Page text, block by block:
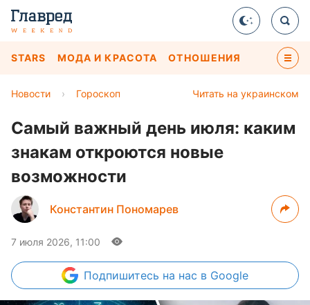
STARS МОДА И КРАСОТА ОТНОШЕНИЯ
Читать на украинском
Новости › Гороскоп
Самый важный день июля: каким
знакам откроются новые
возможности
Константин Пономарев
7 июля 2026, 11:00
Подпишитесь на нас в Google